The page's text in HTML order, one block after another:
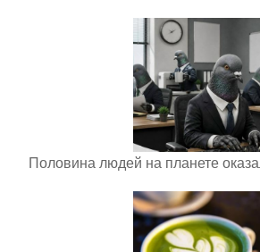
Половина людей на планете